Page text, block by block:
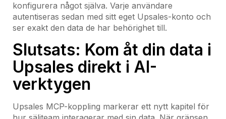
konfigurera något själva. Varje användare
autentiseras sedan med sitt eget Upsales-konto och
ser exakt den data de har behörighet till.
Slutsats: Kom åt din data i
Upsales direkt i AI-
verktygen
Upsales MCP-koppling markerar ett nytt kapitel för